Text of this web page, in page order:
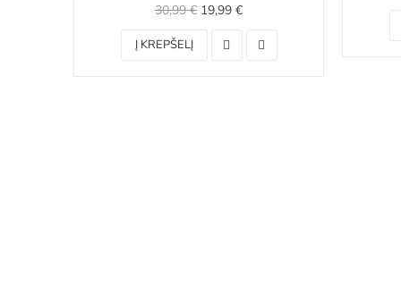
30,99 € 19,99 €
Į KREPŠELĮ